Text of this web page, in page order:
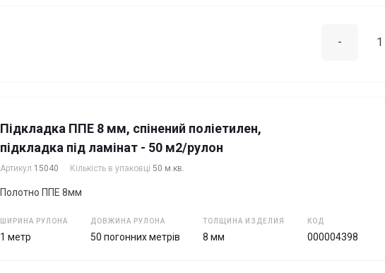
-
Підкладка ППЕ 8 мм, спінений поліетилен,
підкладка під ламінат - 50 м2/рулон
Артикул 15040 Кількість в упаковці 50 м.кв.
Полотно ППЕ 8мм
ШИРИНА РУЛОНА
1 метр
ДОВЖИНА РУЛОНА
50 погонних метрів
ТОЛЩИНА ИЗДЕЛИЯ
8 мм
КОД
000004398